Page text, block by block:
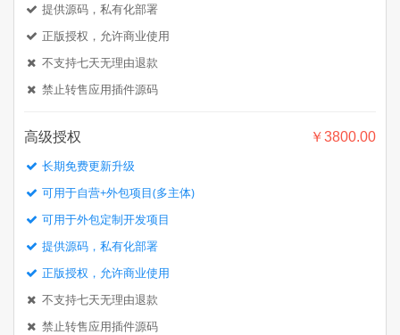
提供源码，私有化部署
正版授权，允许商业使用
不支持七天无理由退款
禁止转售应用插件源码
高级授权 ￥3800.00
长期免费更新升级
可用于自营+外包项目(多主体)
可用于外包定制开发项目
提供源码，私有化部署
正版授权，允许商业使用
不支持七天无理由退款
禁止转售应用插件源码